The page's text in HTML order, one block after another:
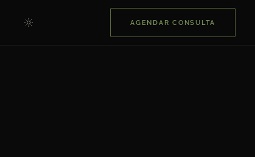
AGENDAR CONSULTA